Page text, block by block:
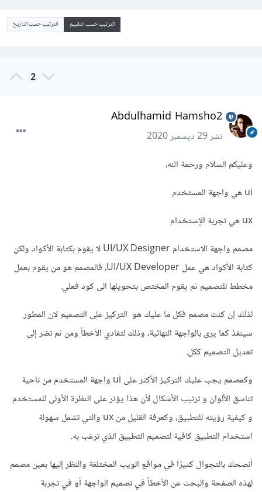
الترتيب حسب التقييم الترتيب حسب التاريخ
2
Abdulhamid Hamsho2
نشر29 ديسمبر 2020
وعليكم السلام ورحمة الله،
ui هي واجهة المستخدم
ux هي تجربة الإستخدام
مصمم واجهة الاستخدام UI/UX Designer لا يقوم بكتابة الأكواد ولكن
كتابة الأكواد هي عمل UI/UX Developer، فالمصمم هو من يقوم بعمل
مخطط للتصميم ثم يقوم المختص بتحويلها الى كود فعلي.
لذلك إن كنت مصمم فكل ما عليك هو التركيز على التصميم لان المطور
سينفذ كما يرى بالواجهة النهائية، وذلك لتفادي الأخطأ ومن ثم تضر إلى
تعديل التصميم ككل.
وكمصمم يجب عليك التركيز الأكثر على ui واجهة المستخدم من ناحية
تناسق الألوان و ترتيب الأشكال لأن هذا يؤثر على النظرة الأولى للمستخدم
و كيفية رؤيته للتطبيق، وكعرفة القليل من ux والتي تشمل سهولة
استخدام التطبيق كافية لتصميم التطبيق الذي ترغب به.
أنصحك بالتجوال كثيرًا في مواقع الويب المختلفة والنظر إليها بعين مصمم
لهذه الصفحة والبحث عن الأخطأ في تصميم الواجهة أو في تجربة